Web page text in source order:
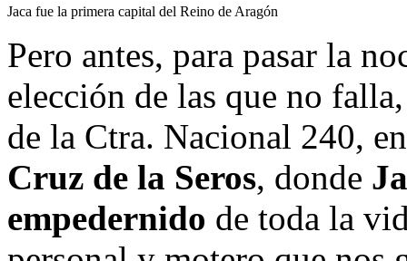
Jaca fue la primera capital del Reino de Aragón
Pero antes, para pasar la
elección de las que no
de la Ctra. Nacional 240,
Cruz de la Seros, donde
empedernido de toda la